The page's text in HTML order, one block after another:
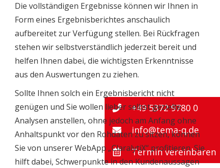
Die vollständigen Ergebnisse können wir Ihnen in
Form eines Ergebnisberichtes anschaulich
aufbereitet zur Verfügung stellen. Bei Rückfragen
stehen wir selbstverständlich jederzeit bereit und
helfen Ihnen dabei, die wichtigsten Erkenntnisse
aus den Auswertungen zu ziehen.
Sollte Ihnen solch ein Ergebnisbericht nicht
genügen und Sie wollen lieber selbst gezielte
Analysen anstellen, ohne jedoch am Anfang ohne
Anhaltspunkt vor den Rohdaten zu sitzen, können
Sie von unserer WebApp „ClaralytiX“ profitieren. Sie
hilft dabei, Schwerpunkte in den Kundenaussagen
+49 5372 9780 0
info@tema-q.de
Termin vereinbaren